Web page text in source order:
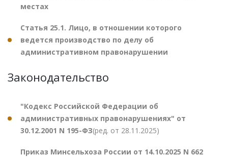
местах
Статья 25.1. Лицо, в отношении которого
ведется производство по делу об
административном правонарушении
Законодательство
"Кодекс Российской Федерации об
административных правонарушениях" от
30.12.2001 N 195-ФЗ(ред. от 28.11.2025)
Приказ Минсельхоза России от 14.10.2025 N 662